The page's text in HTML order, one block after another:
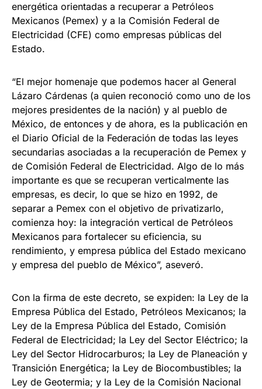
energética orientadas a recuperar a Petróleos
Mexicanos (Pemex) y a la Comisión Federal de
Electricidad (CFE) como empresas públicas del
Estado.
“El mejor homenaje que podemos hacer al General
Lázaro Cárdenas (a quien reconoció como uno de los
mejores presidentes de la nación) y al pueblo de
México, de entonces y de ahora, es la publicación en
el Diario Oficial de la Federación de todas las leyes
secundarias asociadas a la recuperación de Pemex y
de Comisión Federal de Electricidad. Algo de lo más
importante es que se recuperan verticalmente las
empresas, es decir, lo que se hizo en 1992, de
separar a Pemex con el objetivo de privatizarlo,
comienza hoy: la integración vertical de Petróleos
Mexicanos para fortalecer su eficiencia, su
rendimiento, y empresa pública del Estado mexicano
y empresa del pueblo de México”, aseveró.
Con la firma de este decreto, se expiden: la Ley de la
Empresa Pública del Estado, Petróleos Mexicanos; la
Ley de la Empresa Pública del Estado, Comisión
Federal de Electricidad; la Ley del Sector Eléctrico; la
Ley del Sector Hidrocarburos; la Ley de Planeación y
Transición Energética; la Ley de Biocombustibles; la
Ley de Geotermia; y la Ley de la Comisión Nacional